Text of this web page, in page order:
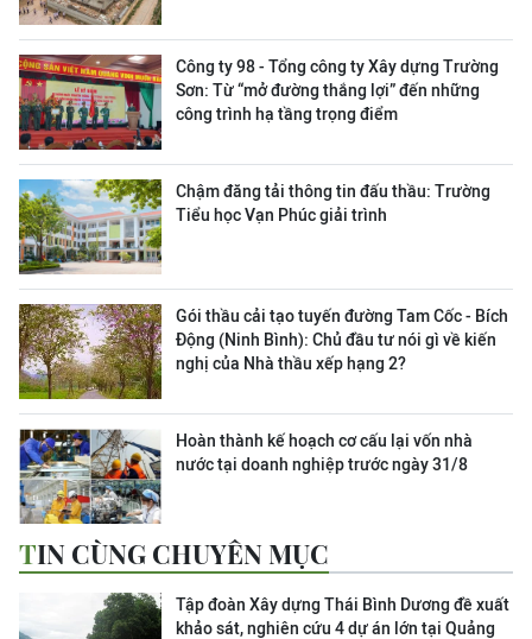
Công ty 98 - Tổng công ty Xây dựng Trường
Sơn: Từ “mở đường thắng lợi” đến những
công trình hạ tầng trọng điểm
Chậm đăng tải thông tin đấu thầu: Trường
Tiểu học Vạn Phúc giải trình
Gói thầu cải tạo tuyến đường Tam Cốc - Bích
Động (Ninh Bình): Chủ đầu tư nói gì về kiến
nghị của Nhà thầu xếp hạng 2?
Hoàn thành kế hoạch cơ cấu lại vốn nhà
nước tại doanh nghiệp trước ngày 31/8
TIN CÙNG CHUYÊN MỤC
Tập đoàn Xây dựng Thái Bình Dương đề xuất
khảo sát, nghiên cứu 4 dự án lớn tại Quảng